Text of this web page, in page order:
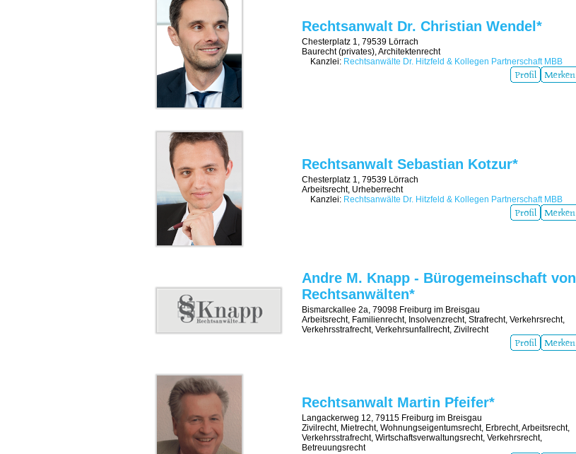
Rechtsanwalt Dr. Christian Wendel*
Chesterplatz 1, 79539 Lörrach
Baurecht (privates), Architektenrecht
Kanzlei: Rechtsanwälte Dr. Hitzfeld & Kollegen Partnerschaft MBB
Rechtsanwalt Sebastian Kotzur*
Chesterplatz 1, 79539 Lörrach
Arbeitsrecht, Urheberrecht
Kanzlei: Rechtsanwälte Dr. Hitzfeld & Kollegen Partnerschaft MBB
Andre M. Knapp - Bürogemeinschaft von
Rechtsanwälten*
Bismarckallee 2a, 79098 Freiburg im Breisgau
Arbeitsrecht, Familienrecht, Insolvenzrecht, Strafrecht, Verkehrsrecht,
Verkehrsstrafrecht, Verkehrsunfallrecht, Zivilrecht
Rechtsanwalt Martin Pfeifer*
Langackerweg 12, 79115 Freiburg im Breisgau
Zivilrecht, Mietrecht, Wohnungseigentumsrecht, Erbrecht, Arbeitsrecht,
Verkehrsstrafrecht, Wirtschaftsverwaltungsrecht, Verkehrsrecht,
Betreuungsrecht